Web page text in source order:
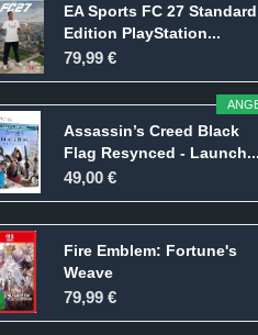
EA Sports FC 27 Standard
Edition PlayStation...
79,99 €
Assassin’s Creed Black
Flag Resynced - Launch...
49,00 €
Fire Emblem: Fortune's
Weave
79,99 €